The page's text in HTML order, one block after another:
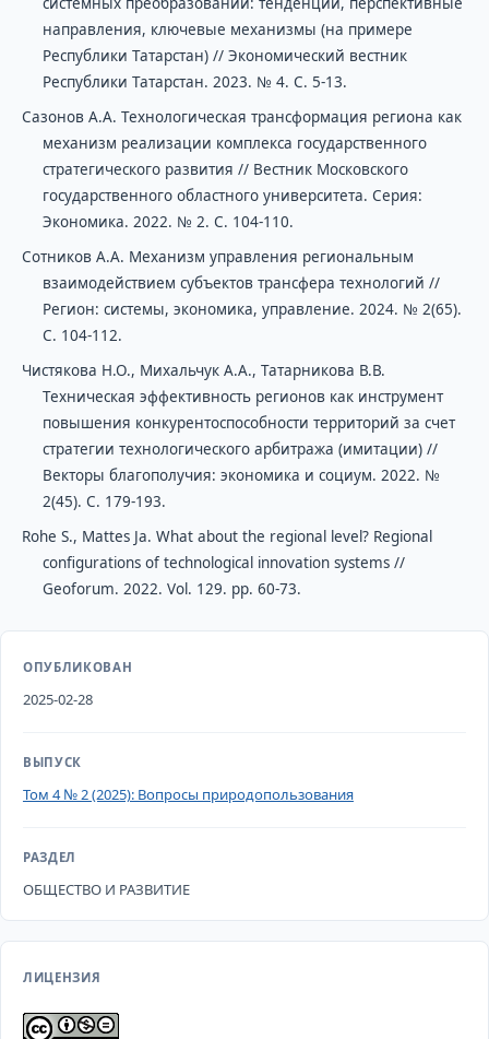
направления, ключевые механизмы (на примере
Республики Татарстан) // Экономический вестник
Республики Татарстан. 2023. № 4. С. 5-13.
Сазонов А.А. Технологическая трансформация региона как
механизм реализации комплекса государственного
стратегического развития // Вестник Московского
государственного областного университета. Серия:
Экономика. 2022. № 2. С. 104-110.
Сотников А.А. Механизм управления региональным
взаимодействием субъектов трансфера технологий //
Регион: системы, экономика, управление. 2024. № 2(65).
С. 104-112.
Чистякова Н.О., Михальчук А.А., Татарникова В.В.
Техническая эффективность регионов как инструмент
повышения конкурентоспособности территорий за счет
стратегии технологического арбитража (имитации) //
Векторы благополучия: экономика и социум. 2022. №
2(45). С. 179-193.
Rohe S., Mattes Ja. What about the regional level? Regional
configurations of technological innovation systems //
Geoforum. 2022. Vol. 129. рр. 60-73.
ОПУБЛИКОВАН
2025-02-28
ВЫПУСК
Том 4 № 2 (2025): Вопросы природопользования
РАЗДЕЛ
ОБЩЕСТВО И РАЗВИТИЕ
ЛИЦЕНЗИЯ